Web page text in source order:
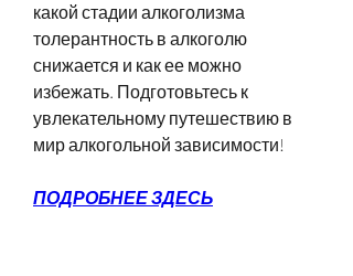
какой стадии алкоголизма
толерантность в алкоголю
снижается и как ее можно
избежать. Подготовьтесь к
увлекательному путешествию в
мир алкогольной зависимости!
ПОДРОБНЕЕ ЗДЕСЬ